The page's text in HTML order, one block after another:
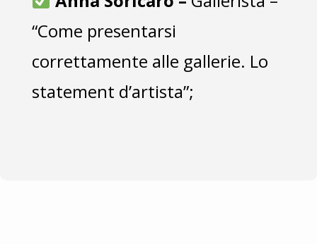
“Come presentarsi
correttamente alle gallerie. Lo
statement d’artista”;